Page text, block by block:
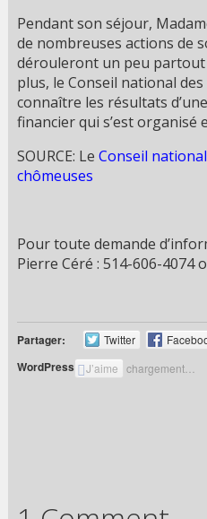
Pendant son séjour,
de nombreuses actions de
dérouleront un peu partout
plus, le Conseil national
connaître les résultats
financier qui s’est organisé
SOURCE: Le Conseil
chômeuses
Pour toute demande
Pierre Céré : 514-606-4074
Partager: Twitter
WordPress: J’aime chargement…